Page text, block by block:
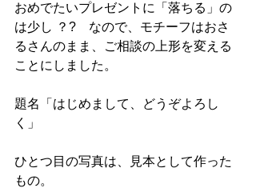
おめでたいプレゼントに「落ちる」の
は少し ？?　なので、モチーフはおさ
るさんのまま、ご相談の上形を変える
ことにしました。
題名「はじめまして、どうぞよろし
く」
ひとつ目の写真は、見本として作った
もの。